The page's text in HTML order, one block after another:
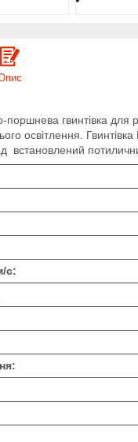
гвинтівка для
освітлення.
встановлений
с: